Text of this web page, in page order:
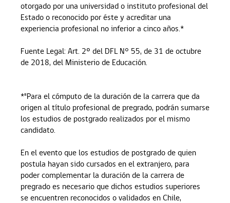
otorgado por una universidad o instituto profesional del
Estado o reconocido por éste y acreditar una
experiencia profesional no inferior a cinco años.*
Fuente Legal: Art. 2º del DFL N° 55, de 31 de octubre
de 2018, del Ministerio de Educación.
*"Para el cómputo de la duración de la carrera que da
origen al título profesional de pregrado, podrán sumarse
los estudios de postgrado realizados por el mismo
candidato.
En el evento que los estudios de postgrado de quien
postula hayan sido cursados en el extranjero, para
poder complementar la duración de la carrera de
pregrado es necesario que dichos estudios superiores
se encuentren reconocidos o validados en Chile,